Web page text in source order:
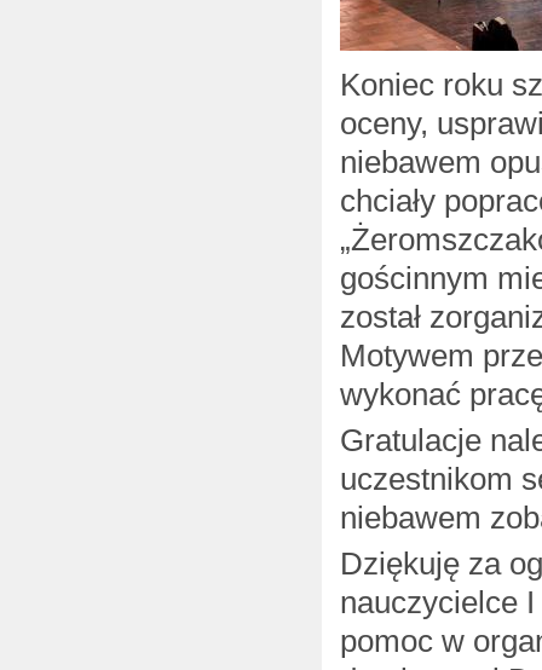
Koniec roku
oceny,
niebawem
chciały
gościnnym
został
Motywem
wykonać
Gratulacje
uczestnikom
niebawem
Dziękuję za
nauczycielce
pomoc w